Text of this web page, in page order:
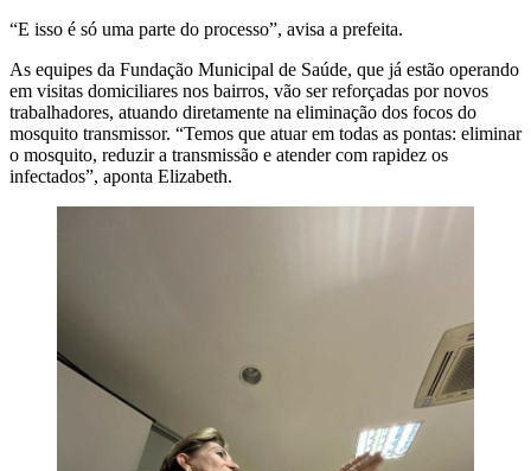
“E isso é só uma parte do processo”, avisa a prefeita.
As equipes da Fundação Municipal de Saúde, que já estão operando
em visitas domiciliares nos bairros, vão ser reforçadas por novos
trabalhadores, atuando diretamente na eliminação dos focos do
mosquito transmissor. “Temos que atuar em todas as pontas: eliminar
o mosquito, reduzir a transmissão e atender com rapidez os
infectados”, aponta Elizabeth.